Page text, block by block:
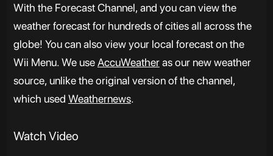
With the Forecast Channel, and you can view the
weather forecast for hundreds of cities all across the
globe! You can also view your local forecast on the
Wii Menu. We useAccuWeatheras our new weather
source, unlike the original version of the channel,
which used Weathernews.
Watch Video